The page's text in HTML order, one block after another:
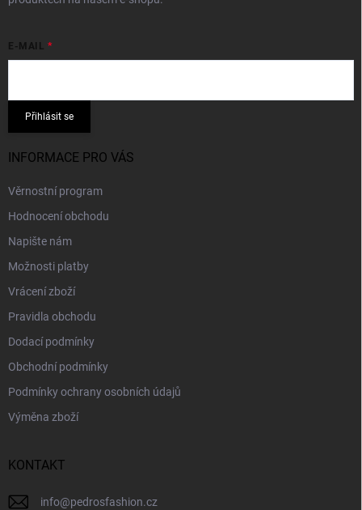
E-MAIL
Přihlásit se
INFORMACE PRO VÁS
Věrnostní program
Hodnocení obchodu
Napište nám
Možnosti platby
Vrácení zboží
Pravidla obchodu
Dodací podmínky
Obchodní podmínky
Podmínky ochrany osobních údajů
Výměna zboží
KONTAKT
info@pedrosfashion.cz